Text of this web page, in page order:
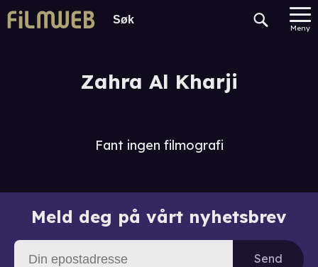
Meny
Zahra Al Kharji
Fant ingen filmografi
Meld deg på vårt nyhetsbrev
Send